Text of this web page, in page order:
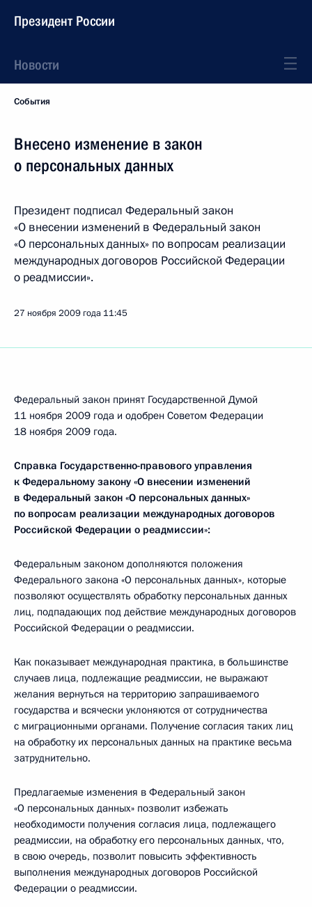
Президент России
Новости
События
Внесено изменение в закон
о персональных данных
Президент подписал Федеральный закон
«О внесении изменений в Федеральный закон
«О персональных данных» по вопросам реализации
международных договоров Российской Федерации
о реадмиссии».
27 ноября 2009 года 11:45
Федеральный закон принят Государственной Думой
11 ноября 2009 года и одобрен Советом Федерации
18 ноября 2009 года.
Справка Государственно-правового управления
к Федеральному закону «О внесении изменений
в Федеральный закон «О персональных данных»
по вопросам реализации международных договоров
Российской Федерации о реадмиссии»:
Федеральным законом дополняются положения
Федерального закона «О персональных данных», которые
позволяют осуществлять обработку персональных данных
лиц, подпадающих под действие международных договоров
Российской Федерации о реадмиссии.
Как показывает международная практика, в большинстве
случаев лица, подлежащие реадмиссии, не выражают
желания вернуться на территорию запрашиваемого
государства и всячески уклоняются от сотрудничества
с миграционными органами. Получение согласия таких лиц
на обработку их персональных данных на практике весьма
затруднительно.
Предлагаемые изменения в Федеральный закон
«О персональных данных» позволит избежать
необходимости получения согласия лица, подлежащего
реадмиссии, на обработку его персональных данных, что,
в свою очередь, позволит повысить эффективность
выполнения международных договоров Российской
Федерации о реадмиссии.